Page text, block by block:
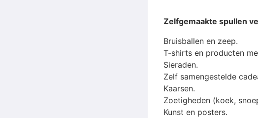
Zelfgemaakte spullen
Bruisballen en zeep.
T-shirts en producten
Sieraden.
Zelf samengestelde
Kaarsen.
Zoetigheden (koek,
Kunst en posters.